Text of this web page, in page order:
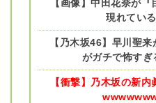
【画像】中田花奈が
現れてい
【乃木坂46】早川聖
がガチで怖す
【衝撃】乃木坂の新